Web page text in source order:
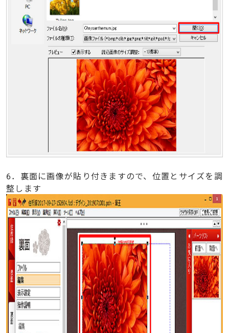
6．裏面に画像が貼り付きますので、位置とサイズを調
整します